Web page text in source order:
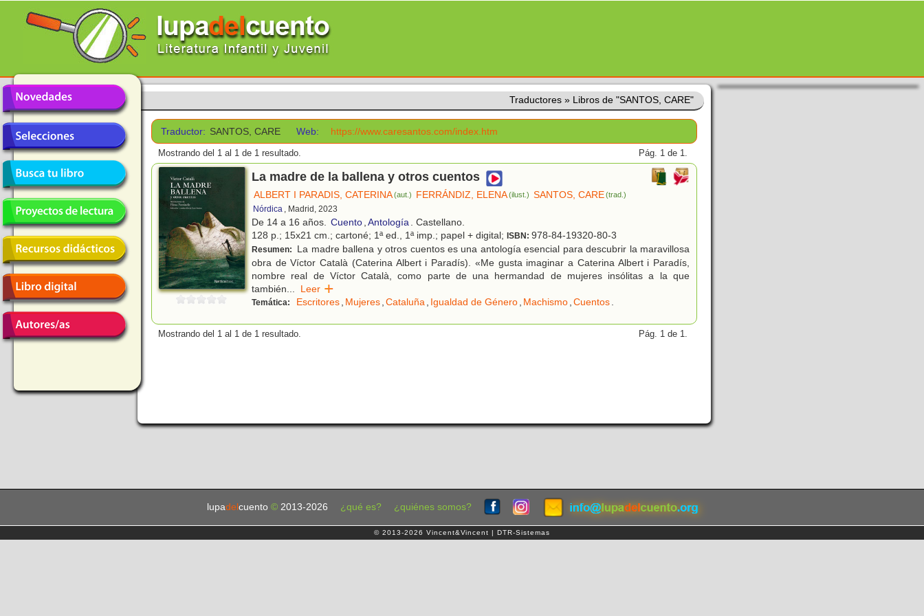
Traductores » Libros de "SANTOS, CARE"
Traductor: SANTOS, CARE Web: https://www.caresantos.com/index.htm
Mostrando del 1 al 1 de 1 resultado. Pág. 1 de 1.
La madre de la ballena y otros cuentos
ALBERT I PARADIS, CATERINA(aut.) FERRÁNDIZ, ELENA(ilust.) SANTOS, CARE (trad.)
Nórdica , Madrid, 2023
De 14 a 16 años. Cuento,Antología. Castellano.
128 p.; 15x21 cm.; cartoné; 1ª ed., 1ª imp.; papel + digital; ISBN: 978-84-19320-80-3
Resumen:
La madre ballena y otros cuentos es una antología esencial para descubrir la maravillosa
obra de Víctor Català (Caterina Albert i Paradís). «Me gusta imaginar a Caterina Albert i Paradís,
nombre real de Víctor Català, como parte de una hermandad de mujeres insólitas a la que
también... Leer
Temática: Escritores, Mujeres,Cataluña, Igualdad de Género, Machismo,Cuentos.
Mostrando del 1 al 1 de 1 resultado. Pág. 1 de 1.
lupadel cuento © 2013-2026 ¿qué es? ¿quiénes somos?
© 2013-2026 Vincent&Vincent | DTR-Sistemas